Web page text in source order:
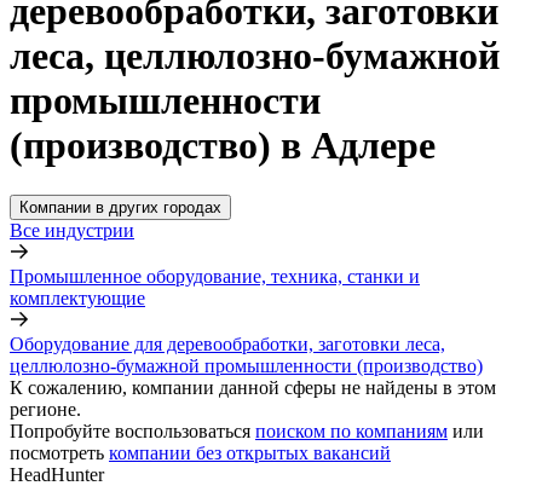
деревообработки, заготовки
леса, целлюлозно-бумажной
промышленности
(производство) в Адлере
Компании в других городах
Все индустрии
Промышленное оборудование, техника, станки и
комплектующие
Оборудование для деревообработки, заготовки леса,
целлюлозно-бумажной промышленности (производство)
К сожалению, компании данной сферы не найдены в этом
регионе.
Попробуйте воспользоваться поиском по компаниям или
посмотреть компании без открытых вакансий
HeadHunter